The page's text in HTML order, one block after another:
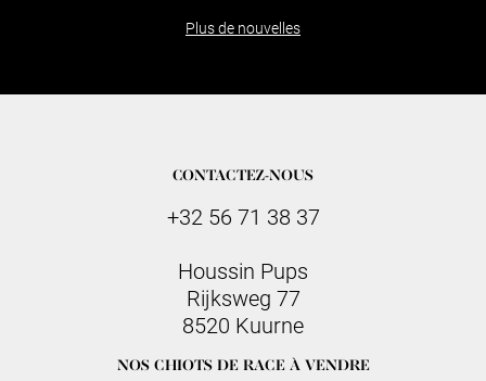
Plus de nouvelles
CONTACTEZ-NOUS
+32 56 71 38 37
Houssin Pups
Rijksweg 77
8520 Kuurne
NOS CHIOTS DE RACE À VENDRE